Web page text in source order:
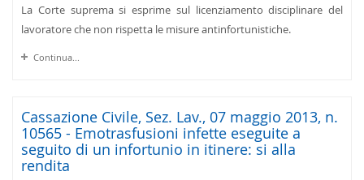
La Corte suprema si esprime sul licenziamento disciplinare del
lavoratore che non rispetta le misure antinfortunistiche.
Continua...
Cassazione Civile, Sez. Lav., 07 maggio 2013, n.
10565 - Emotrasfusioni infette eseguite a
seguito di un infortunio in itinere: si alla
rendita